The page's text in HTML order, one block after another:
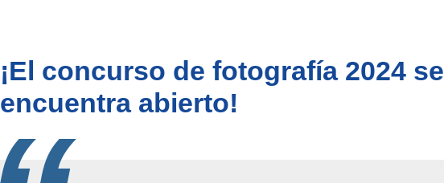
¡El concurso de fotografía 2024 se
encuentra abierto!